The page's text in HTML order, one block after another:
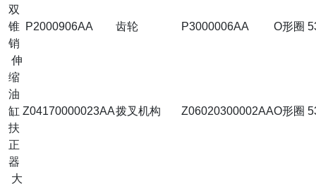
双
锥
销
P2000906AA 齿轮 P3000006AA O形圈
伸
缩
油
缸
扶
正
器
Z04170000023AA拨叉机构 Z06020300002AAO形圈
大